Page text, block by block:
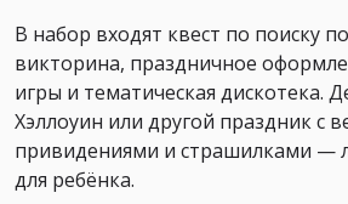
В набор входят квест по поиску
викторина, праздничное
игры и тематическая дискотека.
Хэллоуин или другой праздник с
привидениями и страшилками —
для ребёнка.